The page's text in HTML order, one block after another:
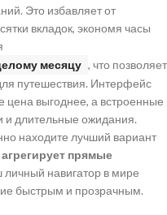
Это избавляет от
вкладок, экономя часы
месяцу , что позволяет
путешествия. Интерфейс
цена выгоднее, а встроенные
и длительные ожидания.
находите лучший вариант
агрегирует прямые
личный навигатор в мире
быстрым и прозрачным.